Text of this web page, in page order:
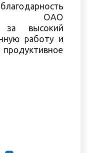
ОАО
за высокий
работу и